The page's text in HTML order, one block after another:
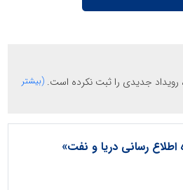
رویداد جدیدی را ثبت نکرده است. (بیشتر
اطلاع رسانی دریا و نفت»